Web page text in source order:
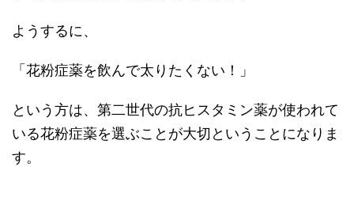
ようするに、
「花粉症薬を飲んで太りたくない！」
という方は、第二世代の抗ヒスタミン薬が使われて
いる花粉症薬を選ぶことが大切ということになりま
す。